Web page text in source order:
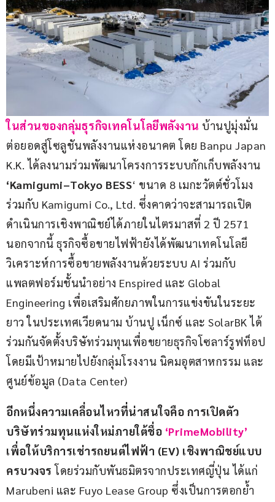
ในส่วนของกลุ่มธุรกิจเทคโนโลยีพลังงาน บ้านปูมุ่งมั่น
ต่อยอดสู่โซลูชันพลังงานแห่งอนาคต โดย Banpu Japan
K.K. ได้ลงนามร่วมพัฒนาโครงการระบบกักเก็บพลังงาน
‘Kamigumi–Tokyo BESS‘ ขนาด 8 เมกะวัตต์ชั่วโมง
ร่วมกับ Kamigumi Co., Ltd. ซึ่งคาดว่าจะสามารถเปิด
ดำเนินการเชิงพาณิชย์ได้ภายในไตรมาสที่ 2 ปี 2571
นอกจากนี้ ธุรกิจซื้อขายไฟฟ้ายังได้พัฒนาเทคโนโลยี
วิเคราะห์การซื้อขายพลังงานด้วยระบบ AI ร่วมกับ
แพลตฟอร์มชั้นนำอย่าง Enspired และ Global
Engineering เพื่อเสริมศักยภาพในการแข่งขันในระยะ
ยาว ในประเทศเวียดนาม บ้านปู เน็กซ์ และ SolarBK ได้
ร่วมกันจัดตั้งบริษัทร่วมทุนเพื่อขยายธุรกิจโซลาร์รูฟท็อป
โดยมีเป้าหมายไปยังกลุ่มโรงงาน นิคมอุตสาหกรรม และ
ศูนย์ข้อมูล (Data Center)
อีกหนึ่งความเคลื่อนไหวที่น่าสนใจคือ การเปิดตัว
บริษัทร่วมทุนแห่งใหม่ภายใต้ชื่อ ‘PrimeMobility’
เพื่อให้บริการเช่ารถยนต์ไฟฟ้า (EV) เชิงพาณิชย์แบบ
ครบวงจร โดยร่วมกับพันธมิตรจากประเทศญี่ปุ่น ได้แก่
Marubeni และ Fuyo Lease Group ซึ่งเป็นการตอกย้ำ